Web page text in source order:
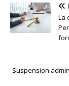
La
Suspension